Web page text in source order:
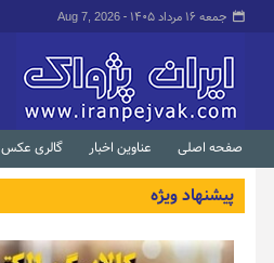
جمعه ۱۶ مرداد ۱۴۰۵ - Aug 7, 2026
صفحه اصلی عناوین اخبار گالری عکس
پیشنهاد ویژه